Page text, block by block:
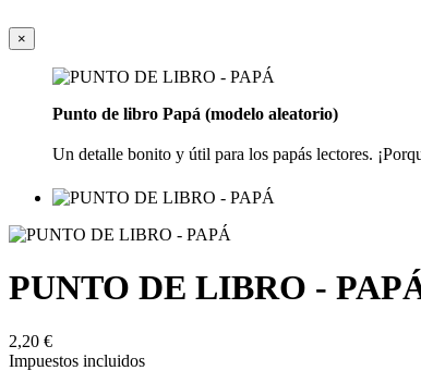

×
Punto de libro Papá (modelo aleatorio)
Un detalle bonito y útil para los papás lectores.
PUNTO DE LIBRO -
2,20 €
Impuestos incluidos